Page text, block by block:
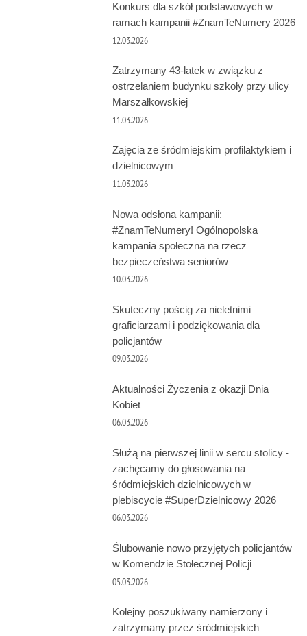
Konkurs dla szkół podstawowych w
ramach kampanii #ZnamTeNumery 2026
12.03.2026
Zatrzymany 43-latek w związku z
ostrzelaniem budynku szkoły przy ulicy
Marszałkowskiej
11.03.2026
Zajęcia ze śródmiejskim profilaktykiem i
dzielnicowym
11.03.2026
Nowa odsłona kampanii:
#ZnamTeNumery! Ogólnopolska
kampania społeczna na rzecz
bezpieczeństwa seniorów
10.03.2026
Skuteczny pościg za nieletnimi
graficiarzami i podziękowania dla
policjantów
09.03.2026
Aktualności Życzenia z okazji Dnia
Kobiet
06.03.2026
Służą na pierwszej linii w sercu stolicy -
zachęcamy do głosowania na
śródmiejskich dzielnicowych w
plebiscycie #SuperDzielnicowy 2026
06.03.2026
Ślubowanie nowo przyjętych policjantów
w Komendzie Stołecznej Policji
05.03.2026
Kolejny poszukiwany namierzony i
zatrzymany przez śródmiejskich